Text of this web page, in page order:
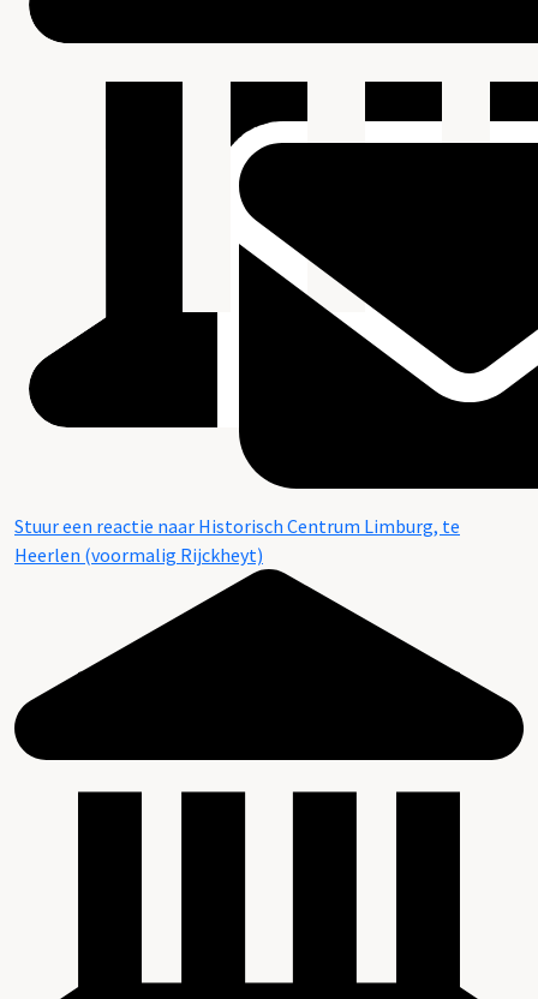
Stuur een reactie naar Historisch Centrum Limburg, te
Heerlen (voormalig Rijckheyt)